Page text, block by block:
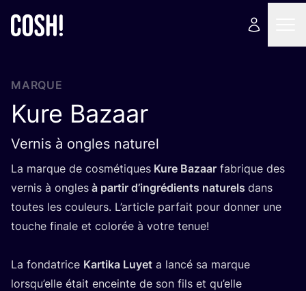
MARQUE
Kure Bazaar
Vernis à ongles naturel
La marque de cos­mé­tiques Kure Bazaar fabrique des
ver­nis à ongles à par­tir d’in­gré­dients natu­rels dans
toutes les cou­leurs. L’article par­fait pour don­ner une
touche finale et colo­rée à votre tenue!
La fon­da­trice Kar­ti­ka Luyet a lan­cé sa marque
lorsqu’elle était enceinte de son fils et qu’elle